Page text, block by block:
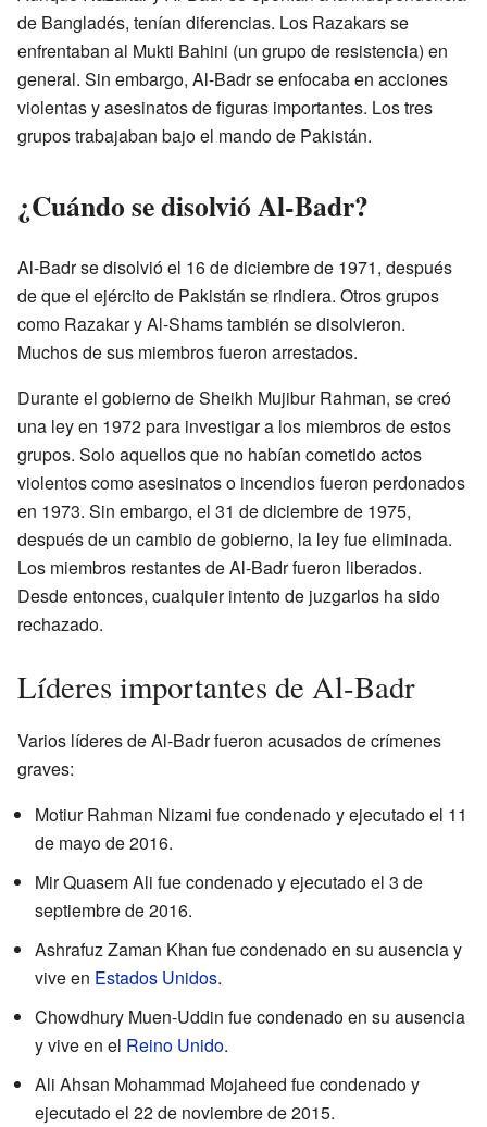
de Bangladés, tenían diferencias. Los Razakars se
enfrentaban al Mukti Bahini (un grupo de resistencia) en
general. Sin embargo, Al-Badr se enfocaba en acciones
violentas y asesinatos de figuras importantes. Los tres
grupos trabajaban bajo el mando de Pakistán.
¿Cuándo se disolvió Al-Badr?
Al-Badr se disolvió el 16 de diciembre de 1971, después
de que el ejército de Pakistán se rindiera. Otros grupos
como Razakar y Al-Shams también se disolvieron.
Muchos de sus miembros fueron arrestados.
Durante el gobierno de Sheikh Mujibur Rahman, se creó
una ley en 1972 para investigar a los miembros de estos
grupos. Solo aquellos que no habían cometido actos
violentos como asesinatos o incendios fueron perdonados
en 1973. Sin embargo, el 31 de diciembre de 1975,
después de un cambio de gobierno, la ley fue eliminada.
Los miembros restantes de Al-Badr fueron liberados.
Desde entonces, cualquier intento de juzgarlos ha sido
rechazado.
Líderes importantes de Al-Badr
Varios líderes de Al-Badr fueron acusados de crímenes
graves:
Motiur Rahman Nizami fue condenado y ejecutado el 11
de mayo de 2016.
Mir Quasem Ali fue condenado y ejecutado el 3 de
septiembre de 2016.
Ashrafuz Zaman Khan fue condenado en su ausencia y
vive en Estados Unidos.
Chowdhury Muen-Uddin fue condenado en su ausencia
y vive en el Reino Unido.
Ali Ahsan Mohammad Mojaheed fue condenado y
ejecutado el 22 de noviembre de 2015.